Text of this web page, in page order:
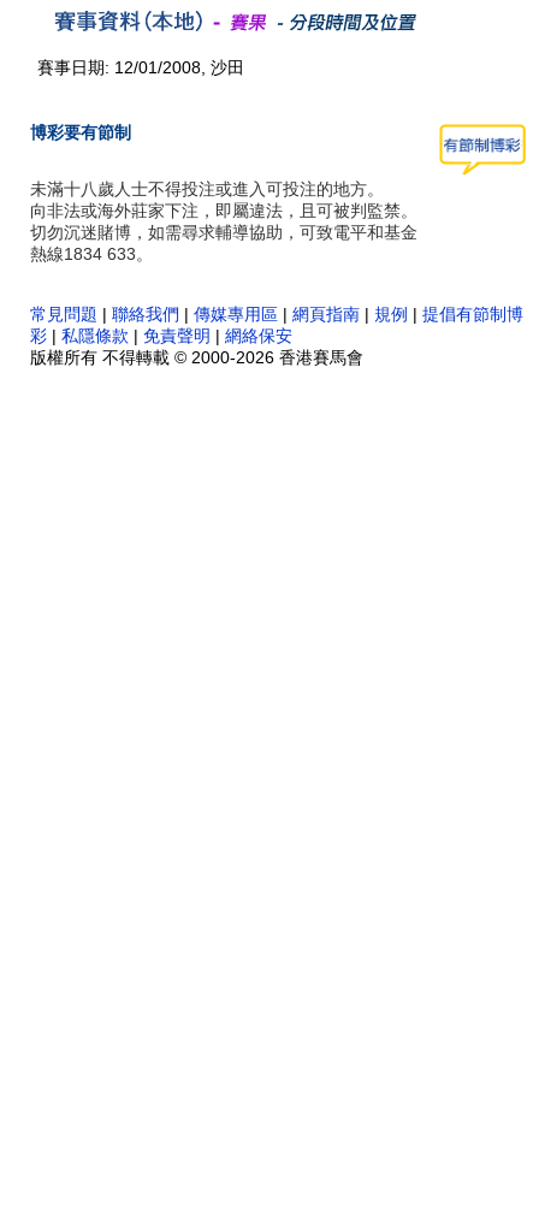
賽事日期: 12/01/2008, 沙田
博彩要有節制
未滿十八歲人士不得投注或進入可投注的地方。
向非法或海外莊家下注，即屬違法，且可被判監禁。
切勿沉迷賭博，如需尋求輔導協助，可致電平和基金
熱線1834 633。
常見問題 | 聯絡我們 | 傳媒專用區 | 網頁指南 | 規例 | 提倡有節制博
彩 | 私隱條款 | 免責聲明 | 網絡保安
版權所有 不得轉載 © 2000-2026 香港賽馬會